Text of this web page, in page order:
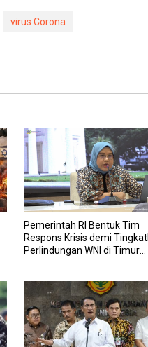
virus Corona
Pemerintah RI Bentuk Tim
Respons Krisis demi
Perlindungan WNI di Timur